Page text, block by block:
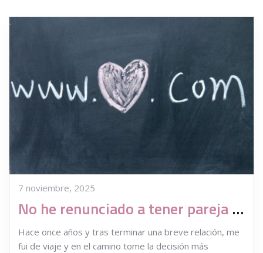
7 noviembre, 2025
No he renunciado a tener pareja por elegir ser madre soltera
Hace once años y tras terminar una breve relación, me
fui de viaje y en el camino tome la decisión más